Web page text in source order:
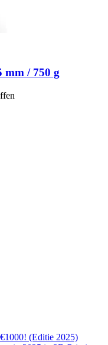
mm / 750 g
(Editie 2025)